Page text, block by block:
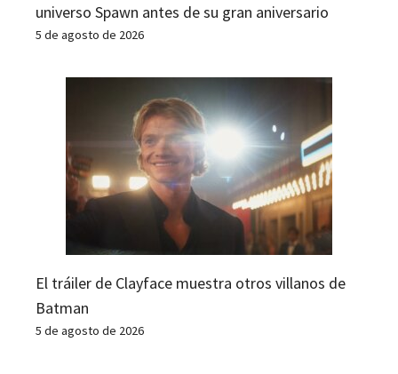
universo Spawn antes de su gran aniversario
5 de agosto de 2026
El tráiler de Clayface muestra otros villanos de
Batman
5 de agosto de 2026